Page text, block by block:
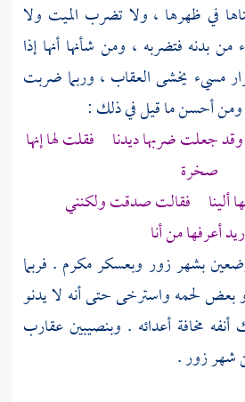
في ظهرها ، ولا تضرب الميت ولا
بدنه فتضربه ، ومن شأنها أنها إذا
مسيء يخشى العقاب ، وربما ضربت
. ومن أحسن ما قيل في ذلك :
جعلت ضربها ديدنا فقلت لها إنها
صخرة
ألينا فقالت صدقت ولكنني
أعرفها من أنا
بشهر زور وبعسكر مكرم . فربما
بعض لحمه واسترخى حتى أنه لا يدنو
مخافة أعدائه . وبنصيبينعقارب
شهر زور .